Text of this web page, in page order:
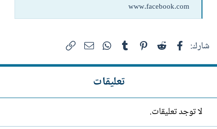
www.facebook.com
شارك: فيسبوك Reddit
Pinterest
Tumblr
WhatsAppالبريد الإلكتروني
تعليقات
لا توجد تعليقات.